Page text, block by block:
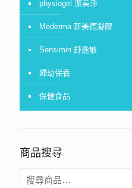
physiogel 潔美淨
Mederma 新美德凝膠
Sensimin 舒逸敏
婦幼保養
保健食品
商品搜尋